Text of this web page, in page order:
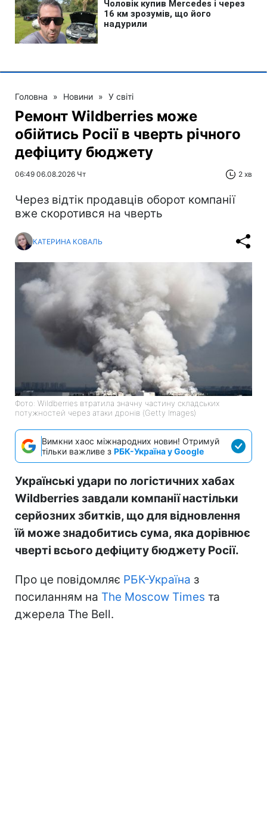
Головна » Новини » У світі
Ремонт Wildberries може
обійтись Росії в чверть річного
дефіциту бюджету
06:49 06.08.2026 Чт 2 хв
Через відтік продавців оборот компанії
вже скоротився на чверть
КАТЕРИНА КОВАЛЬ
Фото: Wildberries втратила значну частину складських
потужностей через атаки дронів (Getty Images)
Вимкни хаос міжнародних новин! Отримуй
тільки важливе з РБК-Україна у Google
Українські удари по логістичних хабах
Wildberries завдали компанії настільки
серйозних збитків, що для відновлення
їй може знадобитись сума, яка дорівнює
чверті всього дефіциту бюджету Росії.
Про це повідомляє РБК-Україна з
посиланням на The Moscow Times та
джерела The Bell.